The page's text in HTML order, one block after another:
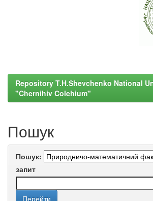
Repository T.H.Shevchenko National
"Chernihiv Colehium"
Пошук
Пошук:
запит